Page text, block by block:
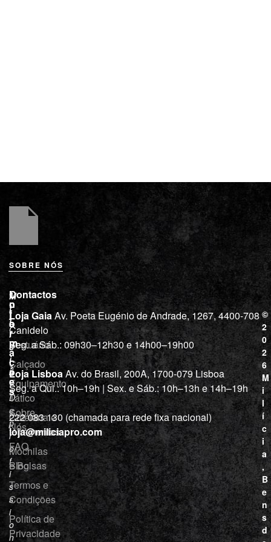
SOBRE NÓS
M
i
l
í
c
i
a
“
D
e
p
r
o
f
i
s
s
i
o
n
L
o
j
a
Vestuário
Calçado
Equipamento
Tático
Cutelaria e
ferramentas
Mochilas
e Bolsas
I
n
f
o
r
m
a
ç
õ
e
s
Sobre
Nós
FAQ
Blog
Termos e
Condições
Política de
Privacidade
Contactos
Loja GaiaAv. Poeta Eugénio de Andrade, 1267, 4400-708
Canidelo
Seg. a Sáb.: 09h30–12h30 e 14h00–19h00
Loja LisboaAv. do Brasil, 200A, 1700-079 Lisboa
Seg. a Qui.: 10h–19h | Sex. e Sáb.: 10h–13h e 14h–19h
222 083 130 (chamada para rede fixa nacional)
loja@miliciapro.com
©
2
0
2
6
M
i
l
í
c
i
a
,
B
e
n
s
d